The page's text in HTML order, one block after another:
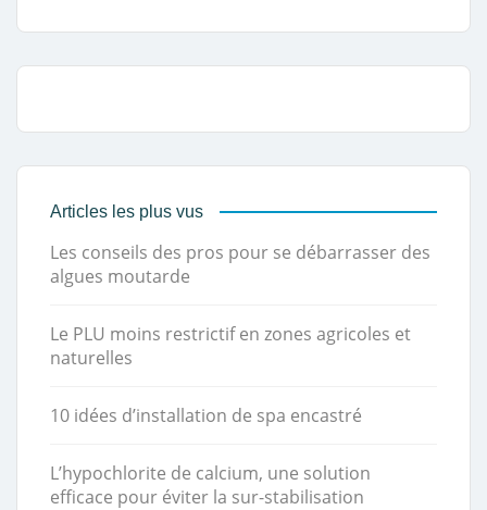
Articles les plus vus
Les conseils des pros pour se débarrasser des
algues moutarde
Le PLU moins restrictif en zones agricoles et
naturelles
10 idées d’installation de spa encastré
L’hypochlorite de calcium, une solution
efficace pour éviter la sur-stabilisation